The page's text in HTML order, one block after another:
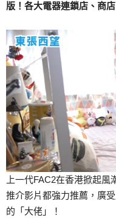
版！各大電器連鎖店、商店
上一代FAC2在香港掀起
推介影片都強力推薦，廣
的「大佬」！